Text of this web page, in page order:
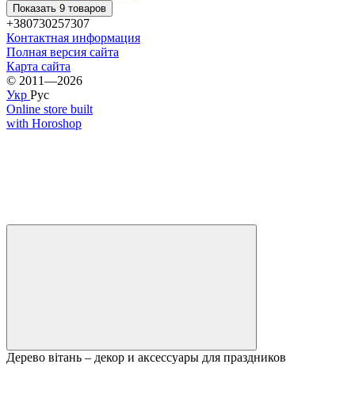
Показать 9 товаров
+380730257307
Контактная информация
Полная версия сайта
Карта сайта
© 2011—2026
Укр Рус
Online store built
with Horoshop
Дерево вітань – декор и аксессуары для праздников